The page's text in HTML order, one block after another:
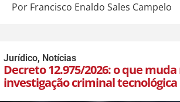
Por Francisco Enaldo Sales Campelo
Jurídico, Notícias
Decreto 12.975/2026: o que muda
investigação criminal tecnológica